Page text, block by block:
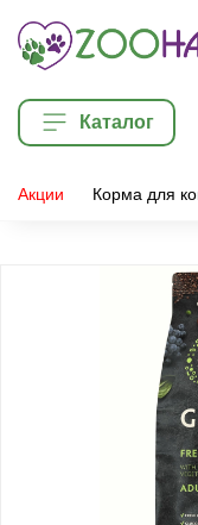
Каталог
Акции Корма для